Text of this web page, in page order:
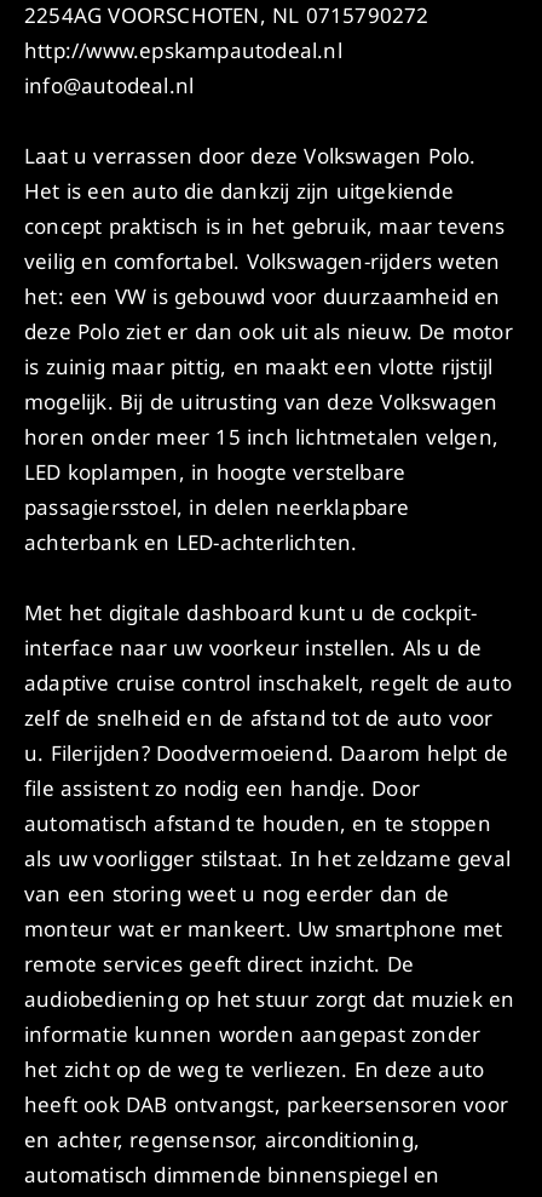
2254AG VOORSCHOTEN, NL 0715790272
http://www.epskampautodeal.nl
info@autodeal.nl
Laat u verrassen door deze Volkswagen Polo.
Het is een auto die dankzij zijn uitgekiende
concept praktisch is in het gebruik, maar tevens
veilig en comfortabel. Volkswagen-rijders weten
het: een VW is gebouwd voor duurzaamheid en
deze Polo ziet er dan ook uit als nieuw. De motor
is zuinig maar pittig, en maakt een vlotte rijstijl
mogelijk. Bij de uitrusting van deze Volkswagen
horen onder meer 15 inch lichtmetalen velgen,
LED koplampen, in hoogte verstelbare
passagiersstoel, in delen neerklapbare
achterbank en LED-achterlichten.
Met het digitale dashboard kunt u de cockpit-
interface naar uw voorkeur instellen. Als u de
adaptive cruise control inschakelt, regelt de auto
zelf de snelheid en de afstand tot de auto voor
u. Filerijden? Doodvermoeiend. Daarom helpt de
file assistent zo nodig een handje. Door
automatisch afstand te houden, en te stoppen
als uw voorligger stilstaat. In het zeldzame geval
van een storing weet u nog eerder dan de
monteur wat er mankeert. Uw smartphone met
remote services geeft direct inzicht. De
audiobediening op het stuur zorgt dat muziek en
informatie kunnen worden aangepast zonder
het zicht op de weg te verliezen. En deze auto
heeft ook DAB ontvangst, parkeersensoren voor
en achter, regensensor, airconditioning,
automatisch dimmende binnenspiegel en